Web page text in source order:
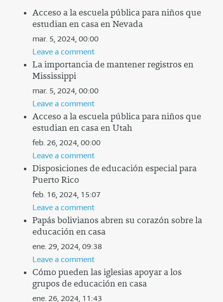
Acceso a la escuela pública para niños que
estudian en casa en Nevada
mar. 5, 2024, 00:00
Leave a comment
La importancia de mantener registros en
Mississippi
mar. 5, 2024, 00:00
Leave a comment
Acceso a la escuela pública para niños que
estudian en casa en Utah
feb. 26, 2024, 00:00
Leave a comment
Disposiciones de educación especial para
Puerto Rico
feb. 16, 2024, 15:07
Leave a comment
Papás bolivianos abren su corazón sobre la
educación en casa
ene. 29, 2024, 09:38
Leave a comment
Cómo pueden las iglesias apoyar a los
grupos de educación en casa
ene. 26, 2024, 11:43